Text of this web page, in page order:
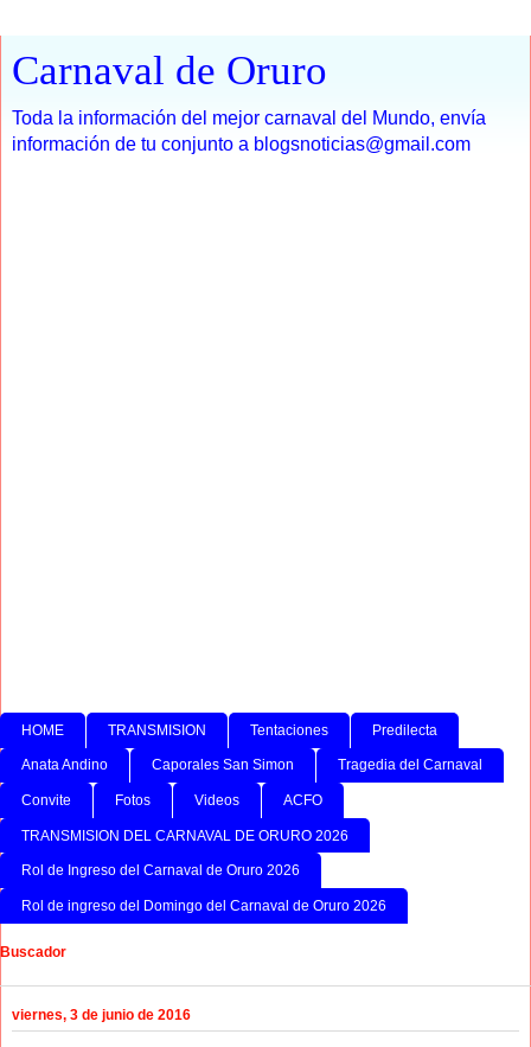
Carnaval de Oruro
Toda la información del mejor carnaval del Mundo, envía
información de tu conjunto a blogsnoticias@gmail.com
HOME TRANSMISION Tentaciones Predilecta
Anata Andino Caporales San Simon Tragedia del Carnaval
Convite Fotos Videos ACFO
TRANSMISION DEL CARNAVAL DE ORURO 2026
Rol de Ingreso del Carnaval de Oruro 2026
Rol de ingreso del Domingo del Carnaval de Oruro 2026
Buscador
viernes, 3 de junio de 2016